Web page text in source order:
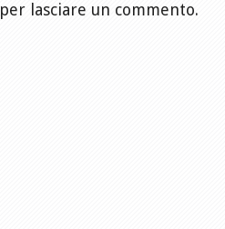
per lasciare un commento.